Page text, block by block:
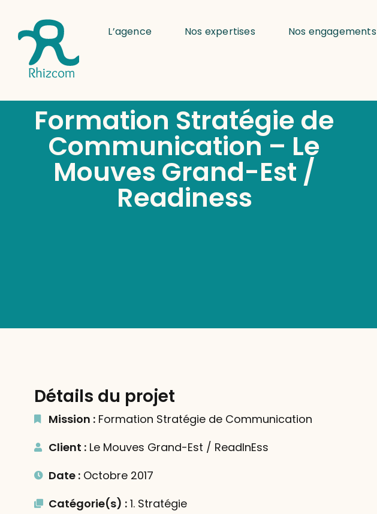
L’agence Nos expertises Nos engagements
Formation Stratégie de
Communication – Le
Mouves Grand-Est /
Readiness
Détails du projet
Mission :Formation Stratégie de Communication
Client :Le Mouves Grand-Est / ReadInEss
Date :Octobre 2017
Catégorie(s) :1. Stratégie